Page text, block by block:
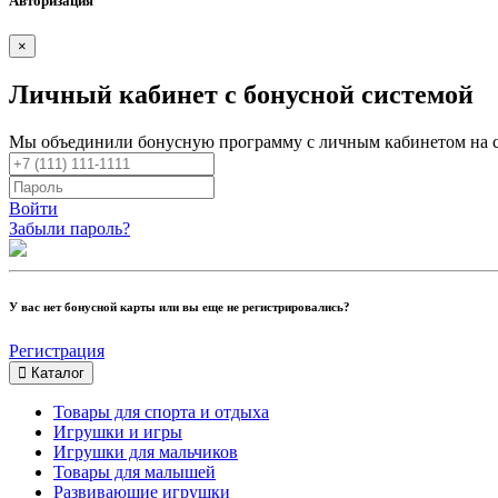
×
Личный кабинет с бонусной системой
Мы объединили бонусную программу с личным кабинетом на
Войти
Забыли пароль?
У вас нет бонусной карты или вы еще не регистрировались?
Регистрация
Каталог
Товары для спорта и отдыха
Игрушки и игры
Игрушки для мальчиков
Товары для малышей
Развивающие игрушки